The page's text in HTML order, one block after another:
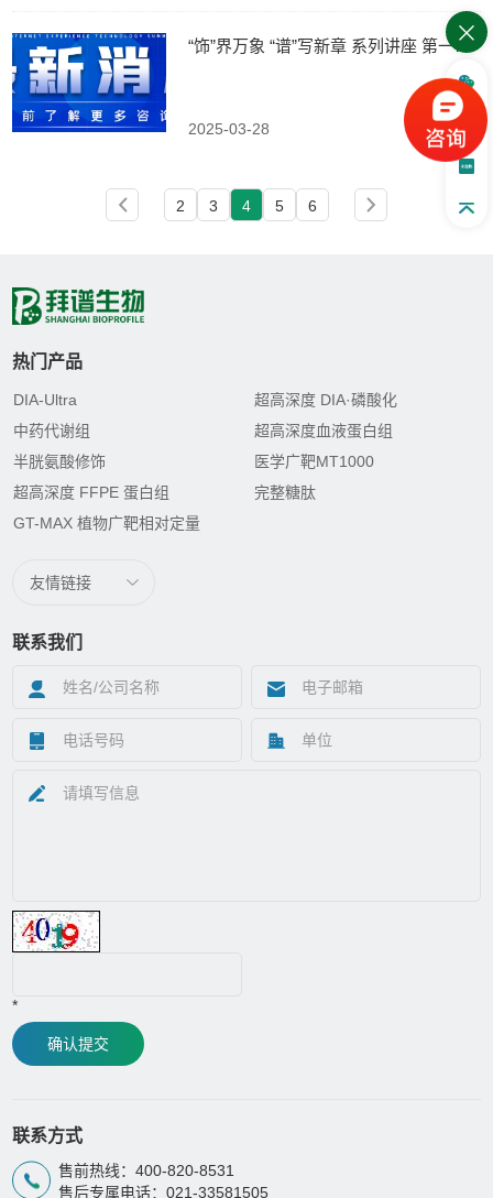
青年科学家大会暨整合肿瘤学学术会议将
于2025年4月11-13日在重庆隆重召开。本
会、中国抗癌协会整合肿瘤学分会、重庆
“饰”界万象 “谱”写新章 系列讲座 第一期| 解码疾病研究...
2025-03-28
2 3 4 5 6
热门产品
DIA-Ultra
超高深度 DIA·磷酸化
中药代谢组
超高深度血液蛋白组
半胱氨酸修饰
医学广靶MT1000
超高深度 FFPE 蛋白组
完整糖肽
GT-MAX 植物广靶相对定量
友情链接
联系我们
*
确认提交
联系方式
售前热线：400-820-8531
售后专属电话：021-33581505